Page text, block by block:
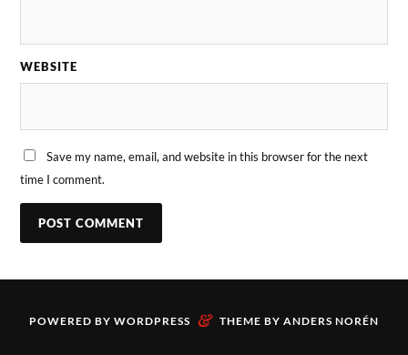
WEBSITE
Save my name, email, and website in this browser for the next
time I comment.
POWERED BY WORDPRESS & THEME BY ANDERS NORÉN